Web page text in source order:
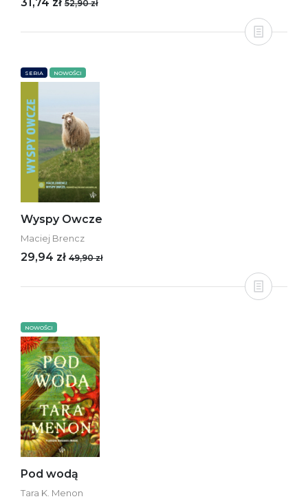
52,90 zł
SERIA NOWOŚCI
Wyspy Owcze
Maciej Brencz
29,94 zł 49,90 zł
NOWOŚCI
Pod wodą
Tara K. Menon